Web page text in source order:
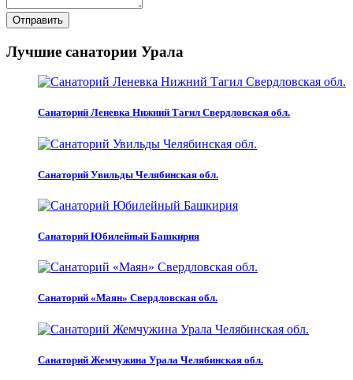
Отправить
Лучшие санатории Урала
Санаторий Леневка Нижний Тагил Свердловская обл.
Санаторий Увильды Челябинская обл.
Санаторий Юбилейный Башкирия
Санаторий «Маян» Свердловская обл.
Санаторий Жемчужина Урала Челябинская обл.